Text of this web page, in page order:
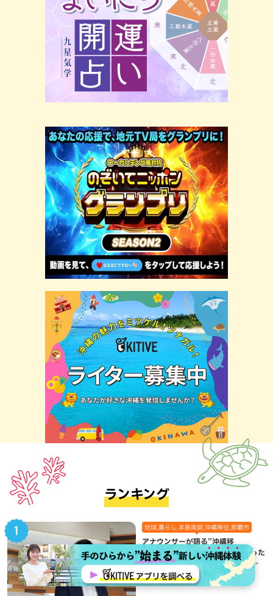
ランキング
地域,暮らし,本島南部,沖縄移住,那覇市
アナウンサーが語る”沖縄移
住”Vol.01：偶然のご縁から始まった
移住生活が、私にとって120点満点
になった理由